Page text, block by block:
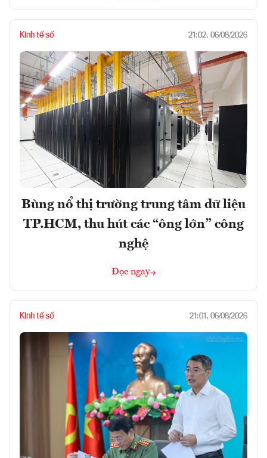
Kinh tế số 21:02, 06/08/2026
Bùng nổ thị trường trung tâm dữ liệu
TP.HCM, thu hút các “ông lớn” công
nghệ
Đọc ngay
Kinh tế số 21:01, 06/08/2026